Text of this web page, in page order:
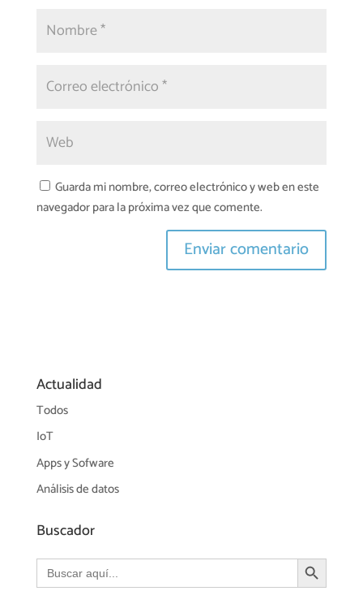
Guarda mi nombre, correo electrónico y web en este
navegador para la próxima vez que comente.
Actualidad
Todos
IoT
Apps y Sofware
Análisis de datos
Buscador
Buscar: Botón de búsqueda